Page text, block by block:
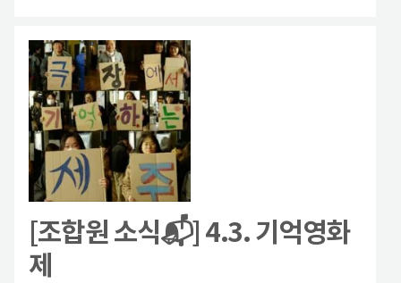
[조합원 소식📬] 4.3. 기억영화
제